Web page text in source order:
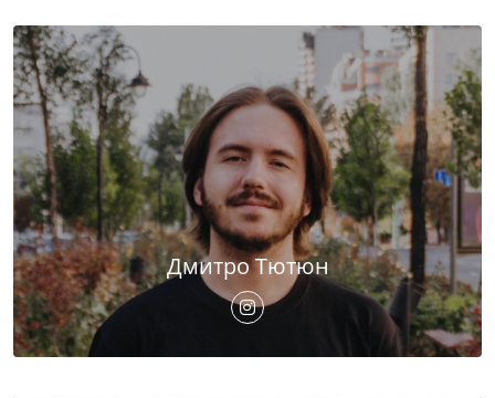
Дмитро Тютюн